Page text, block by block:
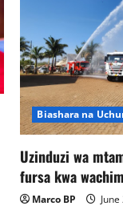
Biashara na
Uzinduzi wa
fursa kwa
Marco BP
Picha za matukio